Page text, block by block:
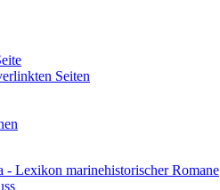
Seiten
Lexikon marinehistorischer Romane